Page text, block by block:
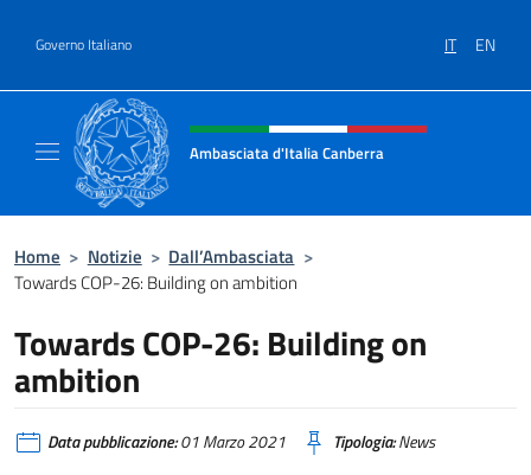
Governo Italiano IT EN
Intestazione sito, social e menù
Ambasciata d'Italia Canberra
Home > Notizie > Dall’Ambasciata >
Towards COP-26: Building on ambition
Towards COP-26: Building on
ambition
Data pubblicazione:01 Marzo 2021 Tipologia:News